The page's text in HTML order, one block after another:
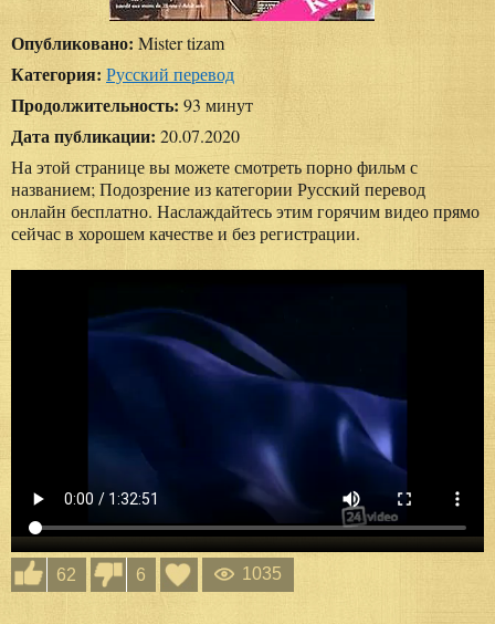
Опубликовано: Mister tizam
Категория: Русский перевод
Продолжительность: 93 минут
Дата публикации: 20.07.2020
На этой странице вы можете смотреть порно фильм с
названием; Подозрение из категории Русский перевод
онлайн бесплатно. Наслаждайтесь этим горячим видео прямо
сейчас в хорошем качестве и без регистрации.
62 6 1035